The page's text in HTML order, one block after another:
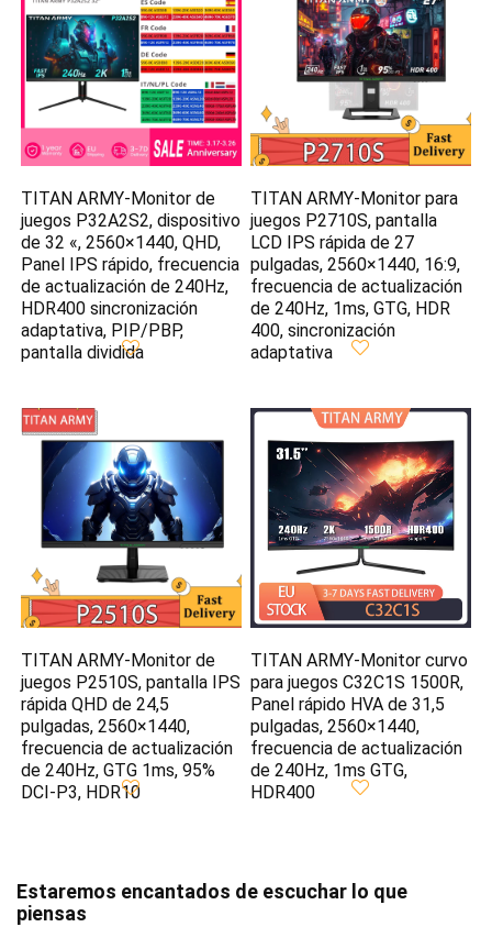
TITAN ARMY-Monitor de
juegos P32A2S2, dispositivo
de 32 «, 2560×1440, QHD,
Panel IPS rápido, frecuencia
de actualización de 240Hz,
HDR400 sincronización
adaptativa, PIP/PBP,
pantalla dividida
TITAN ARMY-Monitor para
juegos P2710S, pantalla
LCD IPS rápida de 27
pulgadas, 2560×1440, 16:9,
frecuencia de actualización
de 240Hz, 1ms, GTG, HDR
400, sincronización
adaptativa
TITAN ARMY-Monitor de
juegos P2510S, pantalla IPS
rápida QHD de 24,5
pulgadas, 2560×1440,
frecuencia de actualización
de 240Hz, GTG 1ms, 95%
DCI-P3, HDR10
TITAN ARMY-Monitor curvo
para juegos C32C1S 1500R,
Panel rápido HVA de 31,5
pulgadas, 2560×1440,
frecuencia de actualización
de 240Hz, 1ms GTG,
HDR400
Estaremos encantados de escuchar lo que
piensas